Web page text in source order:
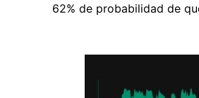
62% de probabilidad de